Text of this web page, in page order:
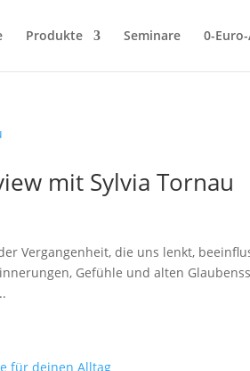
Produkte Seminare 0-
mit Sylvia Tornau
Vergangenheit, die uns lenkt,
Gefühle und alten